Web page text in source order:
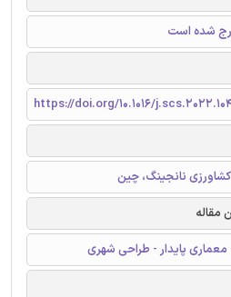
شده است
https://doi.org/10.1016/
نانجینگ، چین
مقاله
پایدار - طراحی شهری